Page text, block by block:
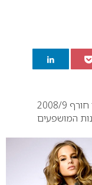
מציגה את קולקציית סתיו חורף 2008/9
המושפעים